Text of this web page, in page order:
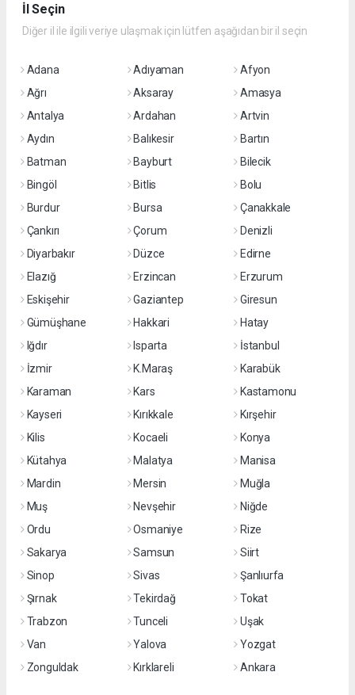
İl Seçin
Diğer il ile ilgili veriye ulaşmak için lütfen aşağıdan bir il seçin
Adana Adıyaman
Afyon
Ağrı
Aksaray
Amasya
Antalya
Ardahan
Artvin
Aydın
Balıkesir
Bartın
Batman
Bayburt
Bilecik
Bingöl
Bitlis
Bolu
Burdur
Bursa
Çanakkale
Çankırı
Çorum
Denizli
Diyarbakır
Düzce
Edirne
Elazığ
Erzincan
Erzurum
Eskişehir
Gaziantep
Giresun
Gümüşhane
Hakkari
Hatay
Iğdır
Isparta
İstanbul
İzmir
K.Maraş
Karabük
Karaman
Kars
Kastamonu
Kayseri
Kırıkkale
Kırşehir
Kilis
Kocaeli
Konya
Kütahya
Malatya
Manisa
Mardin
Mersin
Muğla
Muş
Nevşehir
Niğde
Ordu
Osmaniye
Rize
Sakarya
Samsun
Siirt
Sinop
Sivas
Şanlıurfa
Şırnak
Tekirdağ
Tokat
Trabzon
Tunceli
Uşak
Van
Yalova
Yozgat
Zonguldak
Kırklareli Ankara